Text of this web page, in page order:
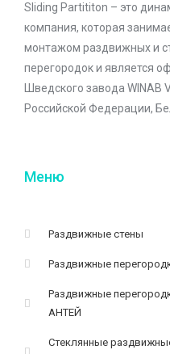
Sliding Partititon – это
компания, которая
монтажом раздвижных и
перегородок и является
Шведского завода WINAB
Российской Федерации,
Меню
Раздвижные стены
Раздвижные
Раздвижные
АНТЕЙ
Стеклянные